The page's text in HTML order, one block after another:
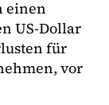
einen
US-Dollar
für
vor